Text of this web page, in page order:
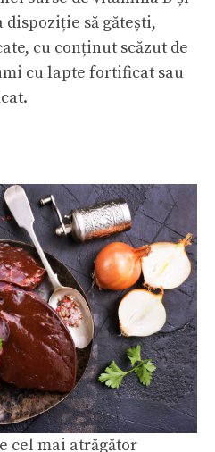
să gătești,
cu conținut scăzut de
cu lapte fortificat sau
cel mai atrăgător